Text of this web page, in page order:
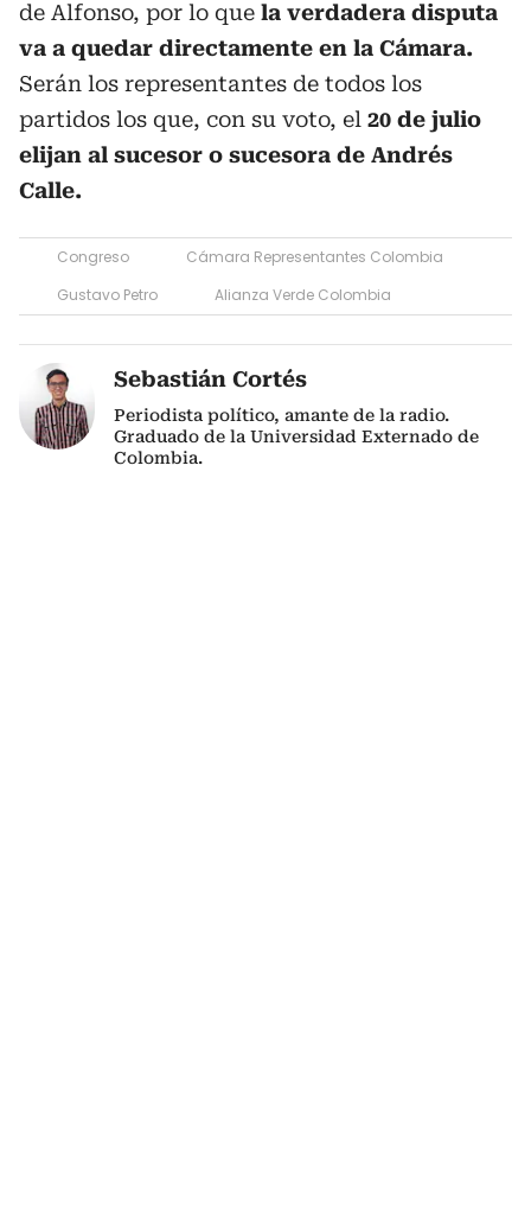
de Alfonso, por lo que la verdadera disputa
va a quedar directamente en la Cámara.
Serán los representantes de todos los
partidos los que, con su voto, el 20 de julio
elijan al sucesor o sucesora de Andrés
Calle.
Congreso
Cámara Representantes Colombia
Gustavo Petro
Alianza Verde Colombia
Sebastián Cortés
Periodista político, amante de la radio.
Graduado de la Universidad Externado de
Colombia.